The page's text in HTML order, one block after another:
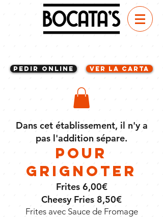
Pedir Online VER LA CARTA
Dans cet établissement, il n'y a
pas l'addition sépare.
Pour
Grignoter
Frites 6,00€
Cheesy Fries 8,50€
Frites avec Sauce de Fromage